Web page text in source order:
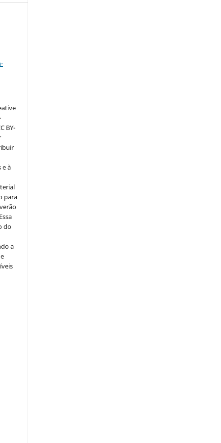
BY-
e à
para
do
a